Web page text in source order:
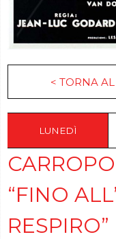
< TORNA
LUNEDÌ
“FINO
RESPIRO”